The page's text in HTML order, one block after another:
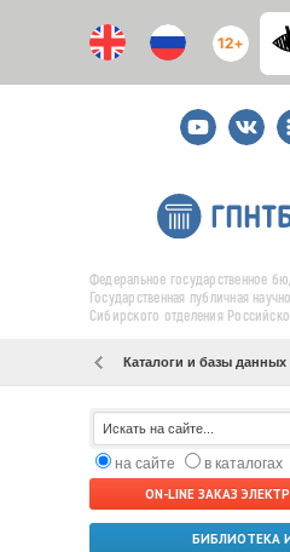
12+
Youtube
Федеральное государственное
Государственная публичная
Сибирского отделения
Каталоги и базы данных
на сайте
в каталогах
ON-LINE ЗАКАЗ
БИБЛИОТЕКА